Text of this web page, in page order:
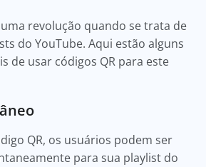
uma revolução quando se trata de
do YouTube. Aqui estão alguns
de usar códigos QR para este
QR, os usuários podem ser
para sua playlist do